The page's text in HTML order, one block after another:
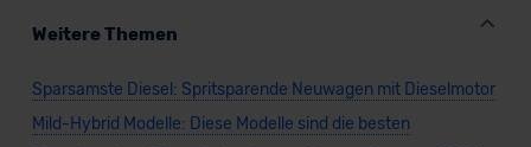
Weitere Themen
Sparsamste Diesel: Spritsparende Neuwagen mit Dieselmotor
Mild-Hybrid Modelle: Diese Modelle sind die besten